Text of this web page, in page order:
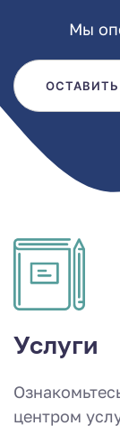
Мы
ОСТАВИТЬ
Услуги
центром